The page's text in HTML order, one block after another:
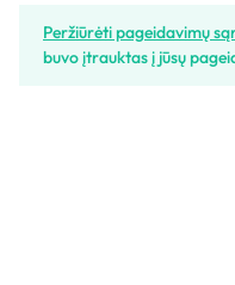
Peržiūrėti pageidavimų
buvo įtrauktas į jūsų